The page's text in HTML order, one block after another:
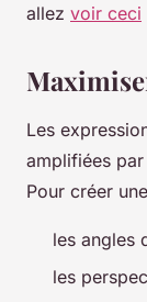
allez voir ceci
Les
amplifiées
Pour créer
les angles
les